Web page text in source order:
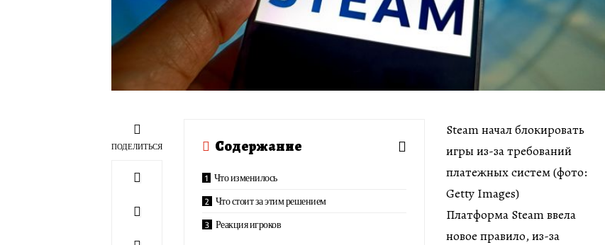
ПОДЕЛИТЬСЯ Содержание
Что изменилось
Что стоит за этим решением
Реакция игроков
Steam начал блокировать
игры из-за требований
платежных систем (фото:
Getty Images)
Платформа Steam ввела
новое правило, из-за